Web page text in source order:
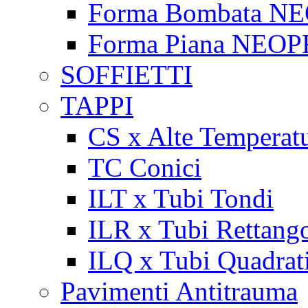
Forma Bombata
Forma Piana
SOFFIETTI
TAPPI
CS x Alte
TC Conici
ILT x Tubi Tondi
ILR x Tubi
ILQ x Tubi
Pavimenti Antitrauma